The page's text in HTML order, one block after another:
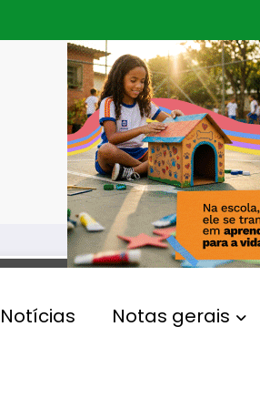
Notícias Notas gerais
Vôlei: Brasil perde